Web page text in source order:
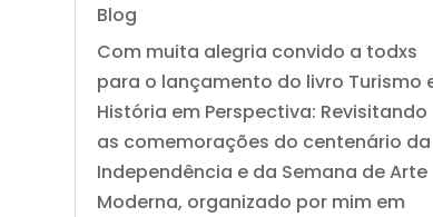
Blog
Com muita alegria convido a todxs
para o lançamento do livro Turismo
História em Perspectiva: Revisitando
as comemorações do centenário da
Independência e da Semana de Arte
Moderna, organizado por mim em